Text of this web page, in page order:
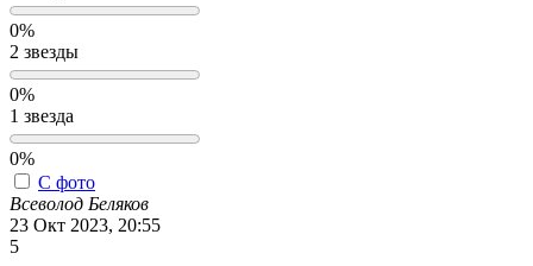
0%
2 звезды
0%
1 звезда
0%
С фото
Всеволод Беляков
23 Окт 2023, 20:55
5